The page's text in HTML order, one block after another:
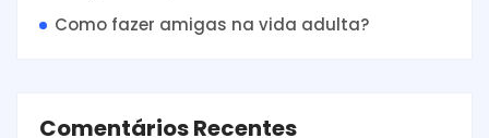
Como fazer amigas na vida adulta?
Comentários Recentes